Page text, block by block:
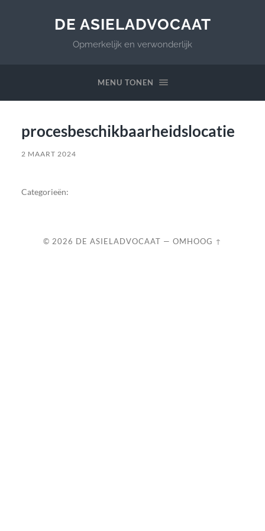
DE ASIELADVOCAAT
Opmerkelijk en verwonderlijk
MENU TONEN
procesbeschikbaarheidslocatie
2 MAART 2024
Categorieën:
© 2026 DE ASIELADVOCAAT — OMHOOG ↑